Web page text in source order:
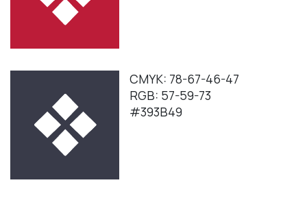
CMYK: 78-67-46-47
RGB: 57-59-73
#393B49